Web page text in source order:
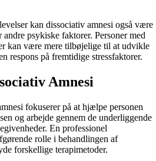
kan dissociativ amnesi også være
andre psykiske faktorer. Personer med
kan være mere tilbøjelige til at udvikle
respons på fremtidige stressfaktorer.
Amnesi
fokuserer på at hjælpe personen
og arbejde gennem de underliggende
En professionel
rolle i behandlingen af
forskellige terapimetoder.